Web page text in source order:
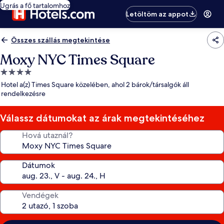
Ugrás a fő tartalomhoz
Letöltöm az appot
Összes szállás megtekintése
Moxy NYC Times Square
4.0
csillagos
szálláshely
Hotel a(z) Times Square közelében, ahol 2 bárok/társalgók áll
rendelkezésre
Válassz dátumokat az árak megtekintéséhez
Hová utaznál?
Dátumok
Vendégek